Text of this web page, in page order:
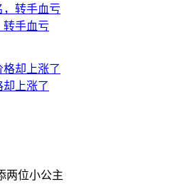
转手血亏
上涨了